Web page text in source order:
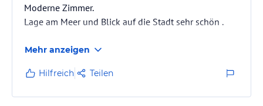
Moderne Zimmer.
Lage am Meer und Blick auf die Stadt sehr schön .
Mehr anzeigen
Hilfreich Teilen